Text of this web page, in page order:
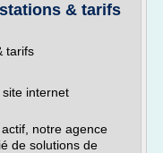
& tarifs
tarifs
internet
notre agence
de solutions de